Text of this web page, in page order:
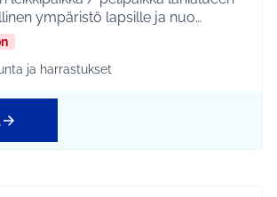
ympäristö lapsille ja nuo…
mukaan: Hyrylä
tulokset teeman mukaan: Liikunta ja
ja harrastukset